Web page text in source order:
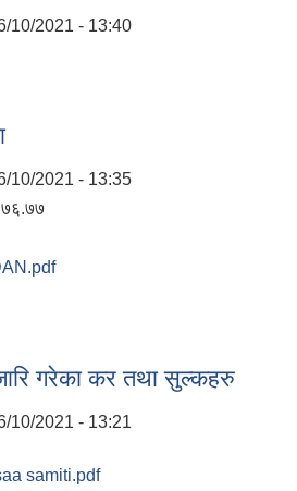
10/2021 - 13:40
10/2021 - 13:35
गरेका कर तथा सुल्कहरु
10/2021 - 13:21
samiti.pdf